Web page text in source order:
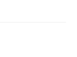
pouvez